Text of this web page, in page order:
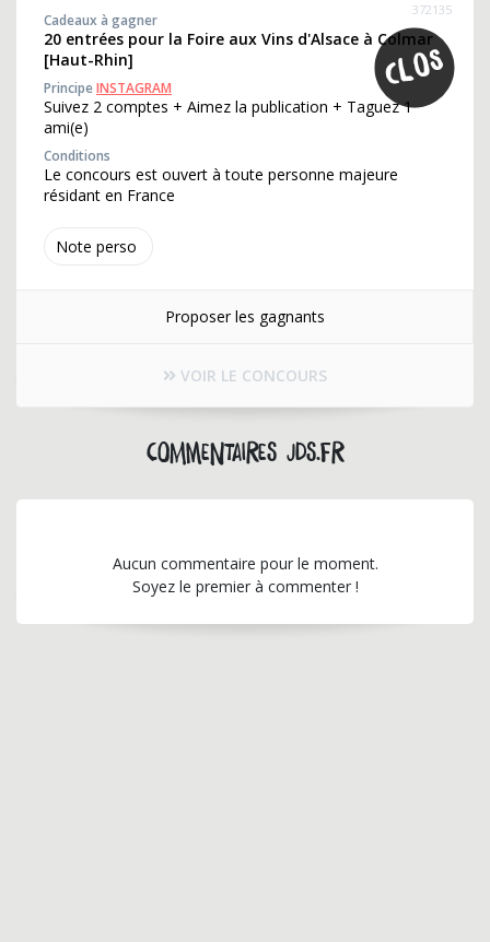
Note perso
372135
Cadeaux à gagner
20 entrées pour la Foire aux Vins d'Alsace à Colmar
[Haut-Rhin]
PrincipeINSTAGRAM
Suivez 2 comptes + Aimez la publication + Taguez 1
ami(e)
Conditions
Le concours est ouvert à toute personne majeure
résidant en France
Proposer les gagnants
VOIR LE CONCOURS
Commentaires jds.fr
Aucun commentaire pour le moment.
Soyez le premier à commenter !